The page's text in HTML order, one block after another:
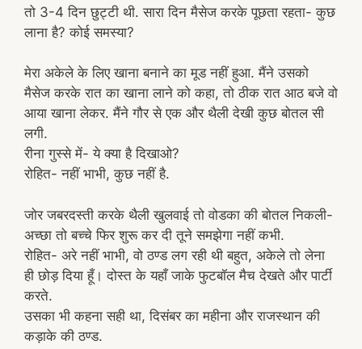
तो 3-4 दिन छुट्टी थी. सारा दिन मैसेज करके पूछता रहता- कुछ
लाना है? कोई समस्या?
मेरा अकेले के लिए खाना बनाने का मूड नहीं हुआ. मैंने उसको
मैसेज करके रात का खाना लाने को कहा, तो ठीक रात आठ बजे वो
आया खाना लेकर. मैंने गौर से एक और थैली देखी कुछ बोतल सी
लगी.
रीना गुस्से में- ये क्या है दिखाओ?
रोहित- नहीं भाभी, कुछ नहीं है.
जोर जबरदस्ती करके थैली खुलवाई तो वोडका की बोतल निकली-
अच्छा तो बच्चे फिर शुरू कर दी तूने समझेगा नहीं कभी.
रोहित- अरे नहीं भाभी, वो ठण्ड लग रही थी बहुत, अकेले तो लेना
ही छोड़ दिया हूँ। दोस्त के यहाँ जाके फुटबॉल मैच देखते और पार्टी
करते.
उसका भी कहना सही था, दिसंबर का महीना और राजस्थान की
कड़ाके की ठण्ड.